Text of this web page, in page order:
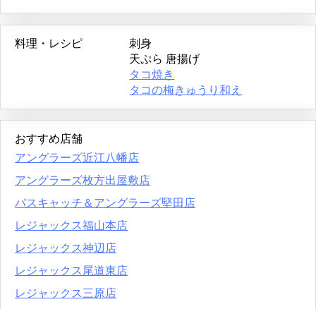
料理・レシピ
刺身
天ぷら 唐揚げ
タコ焼き
タコの梅きゅうり和え
おすすめ店舗
アングラーズ近江八幡店
アングラーズ枚方出屋敷店
バスキャッチ＆アングラーズ堅田店
レジャックス福山本店
レジャックス神辺店
レジャックス尾道東店
レジャックス三原店